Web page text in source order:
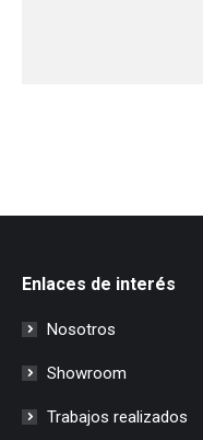
Enlaces de interés
Nosotros
Showroom
Trabajos realizados